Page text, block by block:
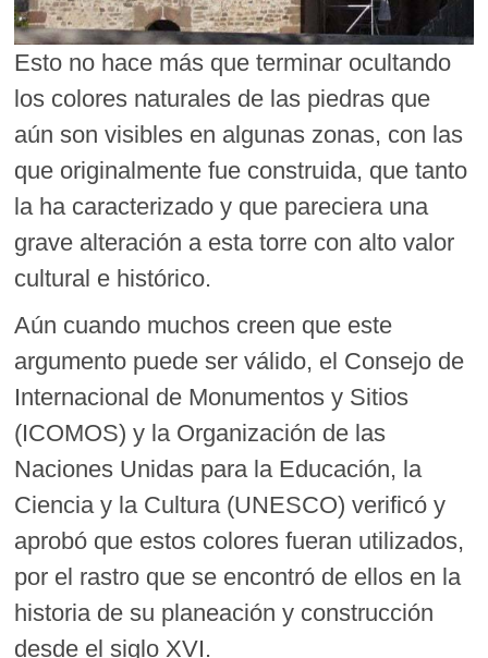
Esto no hace más que terminar ocultando
los colores naturales de las piedras que
aún son visibles en algunas zonas, con las
que originalmente fue construida, que tanto
la ha caracterizado y que pareciera una
grave alteración a esta torre con alto valor
cultural e histórico.
Aún cuando muchos creen que este
argumento puede ser válido, el Consejo de
Internacional de Monumentos y Sitios
(ICOMOS) y la Organización de las
Naciones Unidas para la Educación, la
Ciencia y la Cultura (UNESCO) verificó y
aprobó que estos colores fueran utilizados,
por el rastro que se encontró de ellos en la
historia de su planeación y construcción
desde el siglo XVI.